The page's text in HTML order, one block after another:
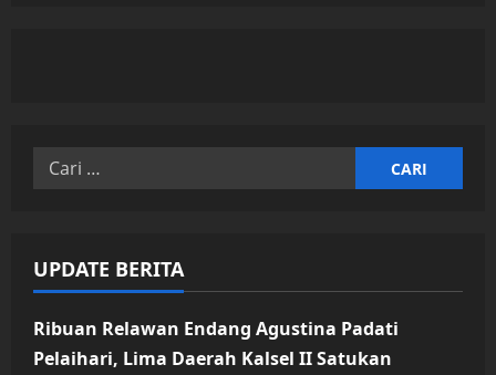
Cari
UPDATE BERITA
Ribuan Relawan Endang Agustina Padati
Pelaihari, Lima Daerah Kalsel II Satukan